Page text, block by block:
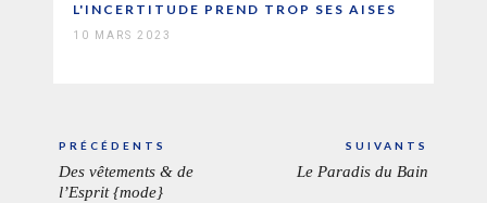
L'INCERTITUDE PREND TROP SES AISES
10 MARS 2023
Navigation
de
l’article
PRÉCÉDENTS
ARTICLE
Des vêtements & de
l’Esprit {mode}
SUIVANTS
Le Paradis du Bain